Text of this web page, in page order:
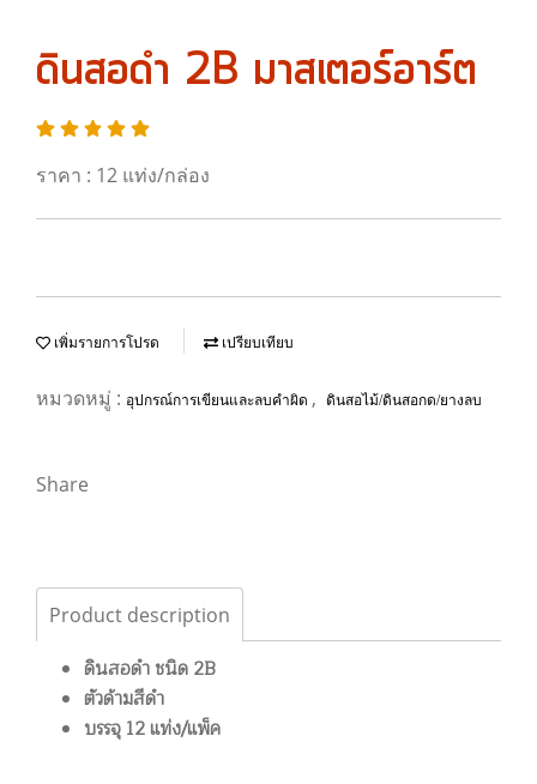
ดินสอดำ 2B มาสเตอร์อาร์ต
ราคา : 12 แท่ง/กล่อง
เพิ่มรายการโปรด เปรียบเทียบ
หมวดหมู่ : อุปกรณ์การเขียนและลบคำผิด , ดินสอไม้/ดินสอกด/ยางลบ
Share
Product description
ดินสอดำ ชนิด 2B
ตัวด้ามสีดำ
บรรจุ 12 แท่ง/แพ็ค